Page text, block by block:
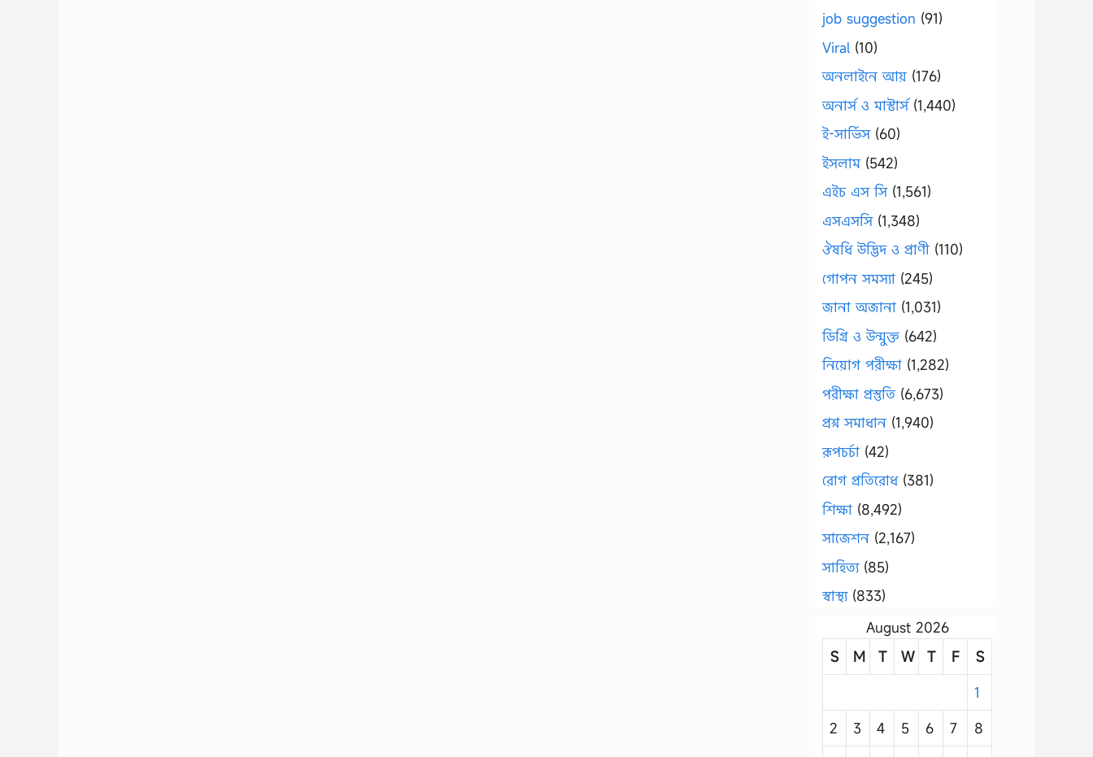
job suggestion (91)
Viral (10)
অনলাইনে আয় (176)
অনার্স ও মাস্টার্স(1,440)
ই-সার্ভিস(60)
ইসলাম(542)
এইচ এস সি(1,561)
এসএসসি(1,348)
ঔষধি উদ্ভিদ ও প্রাণী (110)
গোপন সমস্যা (245)
জানা অজানা (1,031)
ডিগ্রি ও উন্মুক্ত (642)
নিয়োগ পরীক্ষা (1,282)
পরীক্ষা প্রস্তুতি (6,673)
প্রশ্ন সমাধান (1,940)
রূপচর্চা (42)
রোগ প্রতিরোধ(381)
শিক্ষা (8,492)
সাজেশন (2,167)
সাহিত্য(85)
স্বাস্থ্য(833)
August 2026
S
M T W T F
S
1
2
3 4 5 6 7
8